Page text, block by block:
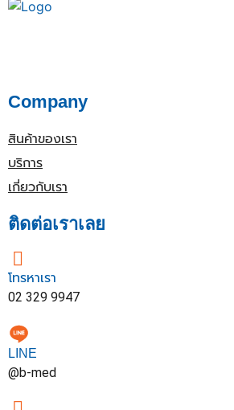
Company
สินค้าของเรา
บริการ
เกี่ยวกับเรา
ติดต่อเราเลย
โทรหาเรา
02 329 9947
LINE
@b-med